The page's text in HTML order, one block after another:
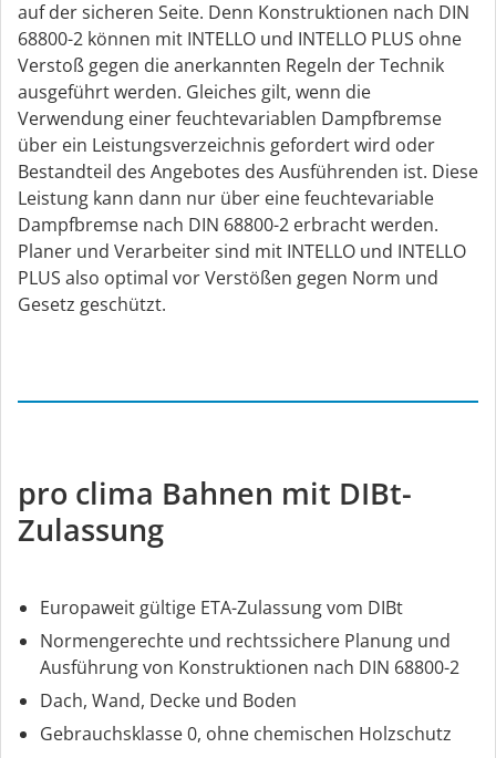
auf der sicheren Seite. Denn Konstruktionen nach DIN
68800-2 können mit INTELLO und INTELLO PLUS ohne
Verstoß gegen die anerkannten Regeln der Technik
ausgeführt werden. Gleiches gilt, wenn die
Verwendung einer feuchtevariablen Dampfbremse
über ein Leistungsverzeichnis gefordert wird oder
Bestandteil des Angebotes des Ausführenden ist. Diese
Leistung kann dann nur über eine feuchtevariable
Dampfbremse nach DIN 68800-2 erbracht werden.
Planer und Verarbeiter sind mit INTELLO und INTELLO
PLUS also optimal vor Verstößen gegen Norm und
Gesetz geschützt.
pro clima Bahnen mit DIBt-
Zulassung
Europaweit gültige ETA-Zulassung vom DIBt
Normengerechte und rechtssichere Planung und
Ausführung von Konstruktionen nach DIN 68800-2
Dach, Wand, Decke und Boden
Gebrauchsklasse 0, ohne chemischen Holzschutz